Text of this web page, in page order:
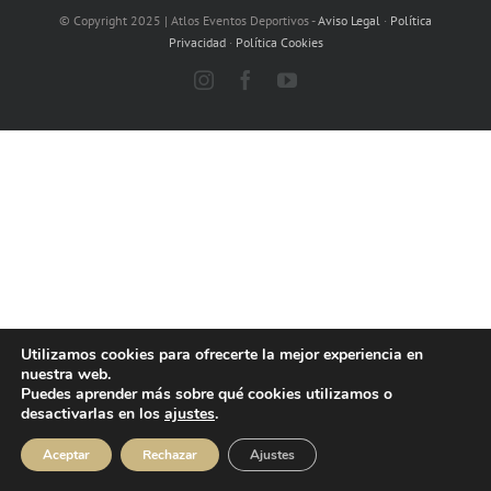
© Copyright 2025 | Atlos Eventos Deportivos -Aviso Legal · Política
Privacidad· Política Cookies
InstagramFacebookYouTube
Utilizamos cookies para ofrecerte la mejor experiencia en
nuestra web.
Puedes aprender más sobre qué cookies utilizamos o
desactivarlas en los ajustes.
Aceptar Rechazar Ajustes